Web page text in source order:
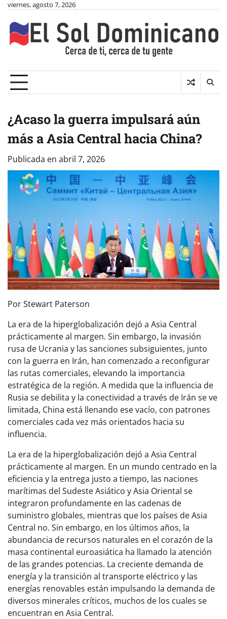
Skip
content
viernes, agosto 7, 2026
¿Acaso la guerra impulsará aún
más a Asia Central hacia China?
Publicada en abril 7, 2026
Por Stewart Paterson
La era de la hiperglobalización dejó a Asia Central
prácticamente al margen. Sin embargo, la invasión
rusa de Ucrania y las sanciones subsiguientes, junto
con la guerra en Irán, han comenzado a reconfigurar
las rutas comerciales, elevando la importancia
estratégica de la región. A medida que la influencia de
Rusia se debilita y la conectividad a través de Irán se ve
limitada, China está llenando ese vacío, con patrones
comerciales cada vez más orientados hacia su
influencia.
La era de la hiperglobalización dejó a Asia Central
prácticamente al margen. En un mundo centrado en la
eficiencia y la entrega justo a tiempo, las naciones
marítimas del Sudeste Asiático y Asia Oriental se
integraron profundamente en las cadenas de
suministro globales, mientras que los países de Asia
Central no. Sin embargo, en los últimos años, la
abundancia de recursos naturales en el corazón de la
masa continental euroasiática ha llamado la atención
de las grandes potencias. La creciente demanda de
energía y la transición al transporte eléctrico y las
energías renovables están impulsando la demanda de
diversos minerales críticos, muchos de los cuales se
encuentran en Asia Central.